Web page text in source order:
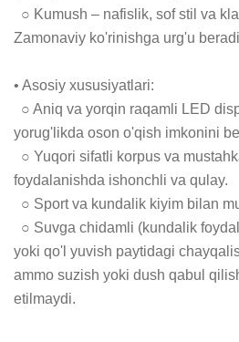
Zamonaviy ko'rinishga urg'u
• Asosiy xususiyatlari:
yorug'likda oson o'qish imkonini
foydalanishda ishonchli va qulay.
yoki qo'l yuvish paytidagi
ammo suzish yoki dush qabul
etilmaydi.